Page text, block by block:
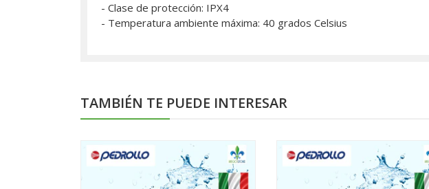
- Clase de protección: IPX4
- Temperatura ambiente máxima: 40 grados Celsius
TAMBIÉN TE PUEDE INTERESAR